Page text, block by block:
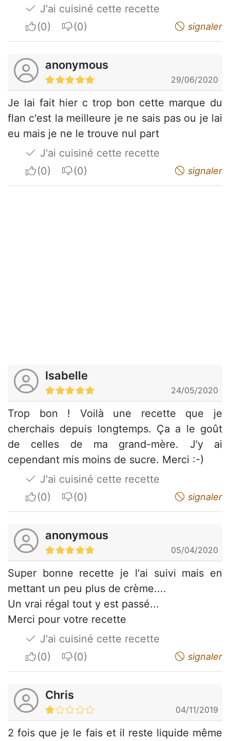
J'ai cuisiné cette recette
I apreciateI do not appreciate signaler
anonymous
29/06/2020
Je lai fait hier c trop bon cette marque du
flan c'est la meilleure je ne sais pas ou je lai
eu mais je ne le trouve nul part
J'ai cuisiné cette recette
I apreciateI do not appreciate signaler
Isabelle
24/05/2020
Trop bon ! Voilà une recette que je
cherchais depuis longtemps. Ça a le goût
de celles de ma grand-mère. J'y ai
cependant mis moins de sucre. Merci :-)
J'ai cuisiné cette recette
I apreciateI do not appreciate signaler
anonymous
05/04/2020
Super bonne recette je l'ai suivi mais en
mettant un peu plus de crème....
Un vrai régal tout y est passé...
Merci pour votre recette
J'ai cuisiné cette recette
I apreciateI do not appreciate signaler
Chris
04/11/2019
2 fois que je le fais et il reste liquide même